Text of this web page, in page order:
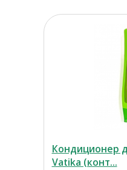
Кондиционер
Vatika (конт...